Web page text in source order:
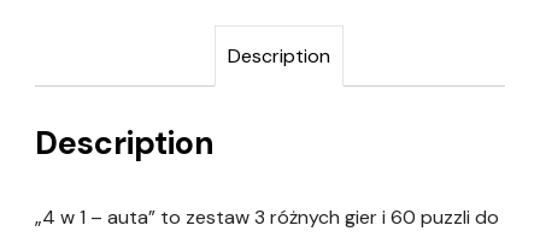
Description
Description
„4 w 1 – auta” to zestaw 3 różnych gier i 60 puzzli do